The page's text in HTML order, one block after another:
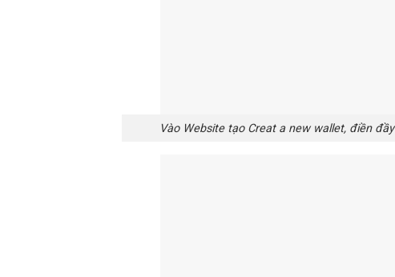
Vào Website tạo Creat a new wallet, điền